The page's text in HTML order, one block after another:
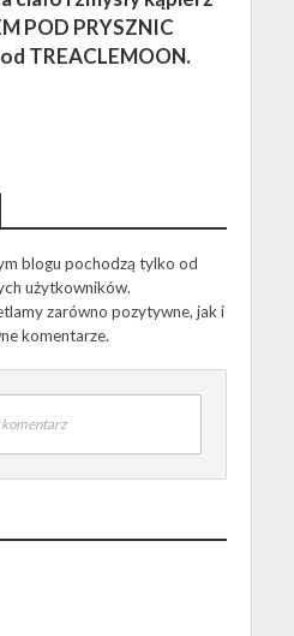
POD PRYSZNIC
TREACLEMOON.
blogu pochodzą tylko od
użytkowników.
zarówno pozytywne, jak i
komentarze.
komentarz